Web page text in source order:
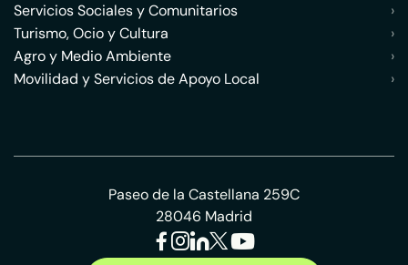
Servicios Sociales y Comunitarios
›
Turismo, Ocio y Cultura
›
Agro y Medio Ambiente
›
Movilidad y Servicios de Apoyo Local
›
Paseo de la Castellana 259C
28046 Madrid